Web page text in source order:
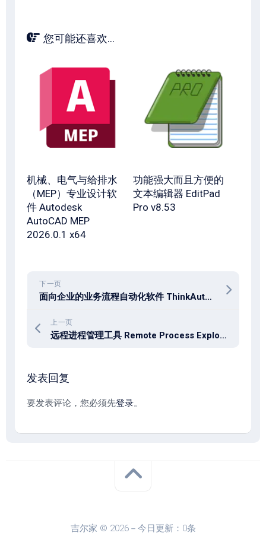
您可能还喜欢...
机械、电气与给排水
（MEP）专业设计软
件 Autodesk
AutoCAD MEP
2026.0.1 x64
功能强大而且方便的
文本编辑器 EditPad
Pro v8.53
下一页
面向企业的业务流程自动化软件 ThinkAutomation Studio Professional 5.1.1100.2
上一页
远程进程管理工具 Remote Process Explorer 25.05.0.0
发表回复
要发表评论，您必须先登录。
吉尔家 © 2026－今日更新：0条